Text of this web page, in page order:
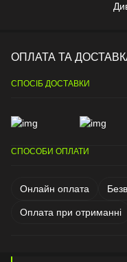
ОПЛАТА ТА
СПОСІБ ДОСТАВКИ
СПОСОБИ ОПЛАТИ
Онлайн оплата
Оплата при отриманні